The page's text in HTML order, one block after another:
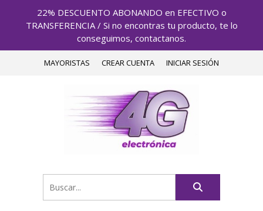
22% DESCUENTO ABONANDO en EFECTIVO o
TRANSFERENCIA / Si no encontras tu producto, te lo
conseguimos, contactanos.
MAYORISTAS CREAR CUENTA INICIAR SESIÓN